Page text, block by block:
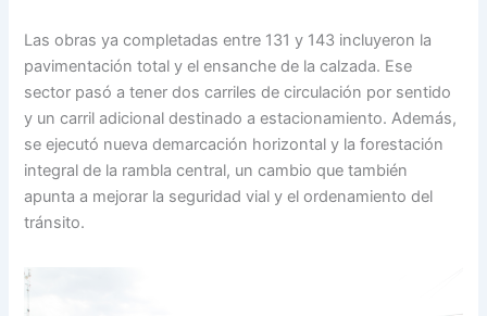
Las obras ya completadas entre 131 y 143 incluyeron la
pavimentación total y el ensanche de la calzada. Ese
sector pasó a tener dos carriles de circulación por sentido
y un carril adicional destinado a estacionamiento. Además,
se ejecutó nueva demarcación horizontal y la forestación
integral de la rambla central, un cambio que también
apunta a mejorar la seguridad vial y el ordenamiento del
tránsito.